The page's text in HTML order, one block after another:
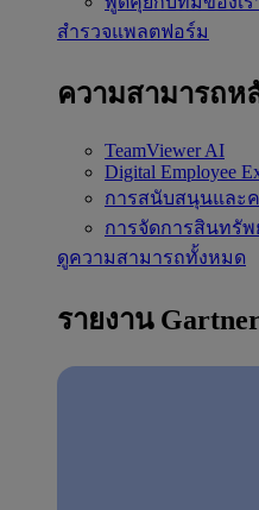
สำรวจแพลตฟอร์ม
ความสามารถห
TeamViewer AI
Digital Employee
การสนับสนุนและ
การจัดการสินทรั
ดูความสามารถทั้งหมด
รายงาน